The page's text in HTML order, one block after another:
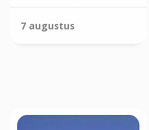
7 augustus